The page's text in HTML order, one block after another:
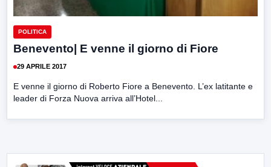
POLITICA
Benevento| E venne il giorno di Fiore
29 APRILE 2017
E venne il giorno di Roberto Fiore a Benevento. L’ex latitante e
leader di Forza Nuova arriva all’Hotel...